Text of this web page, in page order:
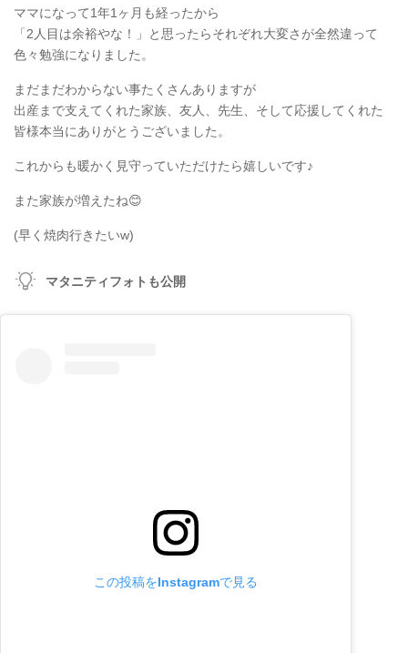
ママになって1年1ヶ月も経ったから
「2人目は余裕やな！」と思ったらそれぞれ大変さが全然違って
色々勉強になりました。
まだまだわからない事たくさんありますが
出産まで支えてくれた家族、友人、先生、そして応援してくれた
皆様本当にありがとうございました。
これからも暖かく見守っていただけたら嬉しいです♪
また家族が増えたね😊
(早く焼肉行きたいw)
マタニティフォトも公開
この投稿をInstagramで見る